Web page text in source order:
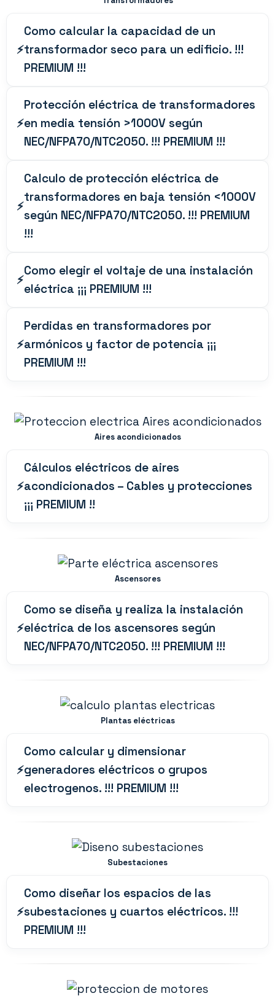
Como calcular la capacidad de un
transformador seco para un edificio. !!!
PREMIUM !!!
Protección eléctrica de transformadores
en media tensión >1000V según
NEC/NFPA70/NTC2050. !!! PREMIUM !!!
Calculo de protección eléctrica de
transformadores en baja tensión <1000V
según NEC/NFPA70/NTC2050. !!! PREMIUM
!!!
Como elegir el voltaje de una instalación
eléctrica ¡¡¡ PREMIUM !!!
Perdidas en transformadores por
armónicos y factor de potencia ¡¡¡
PREMIUM !!!
Aires acondicionados
Cálculos eléctricos de aires
acondicionados – Cables y protecciones
¡¡¡ PREMIUM !!
Ascensores
Como se diseña y realiza la instalación
eléctrica de los ascensores según
NEC/NFPA70/NTC2050. !!! PREMIUM !!!
Plantas eléctricas
Como calcular y dimensionar
generadores eléctricos o grupos
electrogenos. !!! PREMIUM !!!
Subestaciones
Como diseñar los espacios de las
subestaciones y cuartos eléctricos. !!!
PREMIUM !!!